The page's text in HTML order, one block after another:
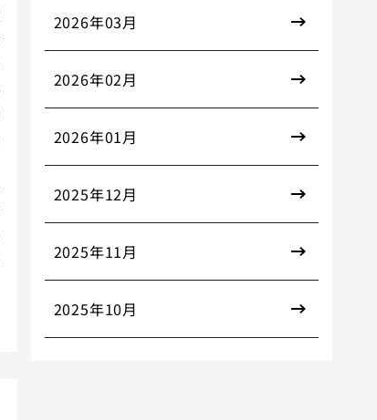
2026年03月
2026年02月
2026年01月
2025年12月
2025年11月
2025年10月